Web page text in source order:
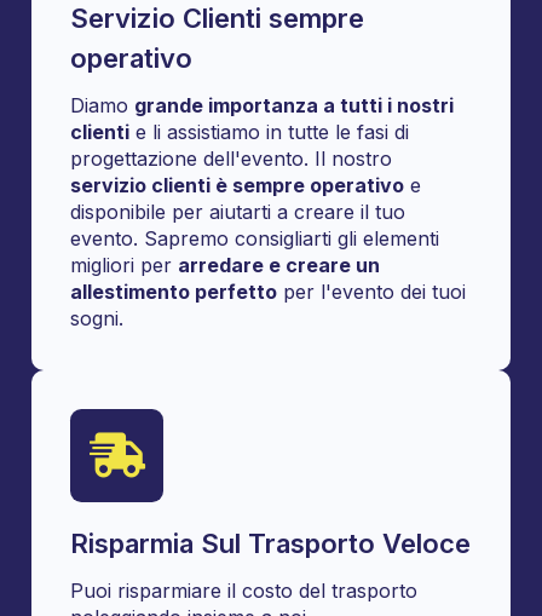
Servizio Clienti sempre
operativo
Diamo grande importanza a tutti i nostri
clienti e li assistiamo in tutte le fasi di
progettazione dell'evento. Il nostro
servizio clienti è sempre operativo e
disponibile per aiutarti a creare il tuo
evento. Sapremo consigliarti gli elementi
migliori per arredare e creare un
allestimento perfetto per l'evento dei tuoi
sogni.
Risparmia Sul Trasporto Veloce
Puoi risparmiare il costo del trasporto